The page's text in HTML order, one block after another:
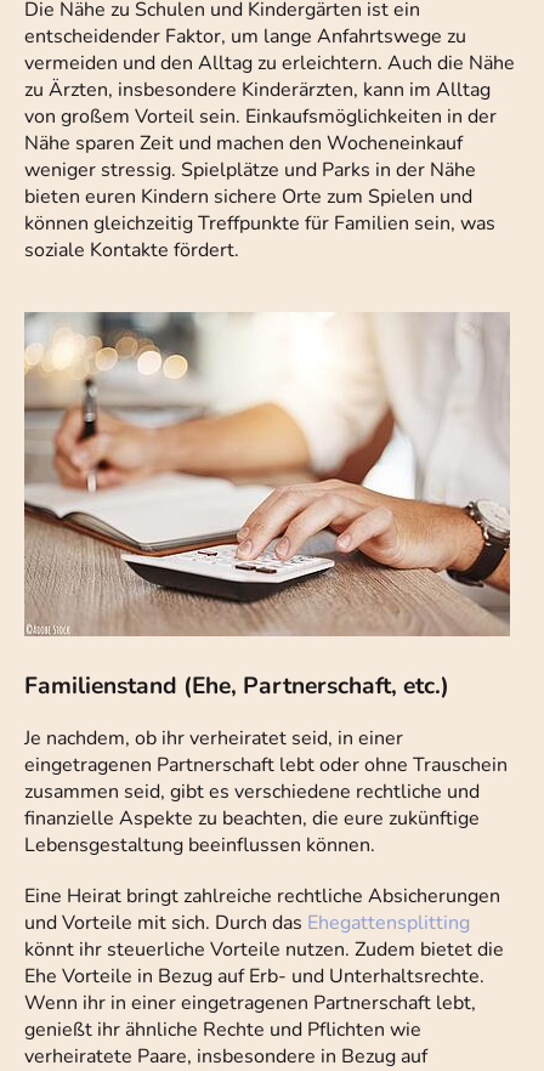
Die Nähe zu Schulen und Kindergärten ist ein
entscheidender Faktor, um lange Anfahrtswege zu
vermeiden und den Alltag zu erleichtern. Auch die Nähe
zu Ärzten, insbesondere Kinderärzten, kann im Alltag
von großem Vorteil sein. Einkaufsmöglichkeiten in der
Nähe sparen Zeit und machen den Wocheneinkauf
weniger stressig. Spielplätze und Parks in der Nähe
bieten euren Kindern sichere Orte zum Spielen und
können gleichzeitig Treffpunkte für Familien sein, was
soziale Kontakte fördert.
Familienstand (Ehe, Partnerschaft, etc.)
Je nachdem, ob ihr verheiratet seid, in einer
eingetragenen Partnerschaft lebt oder ohne Trauschein
zusammen seid, gibt es verschiedene rechtliche und
finanzielle Aspekte zu beachten, die eure zukünftige
Lebensgestaltung beeinflussen können.
Eine Heirat bringt zahlreiche rechtliche Absicherungen
und Vorteile mit sich. Durch das Ehegattensplitting
könnt ihr steuerliche Vorteile nutzen. Zudem bietet die
Ehe Vorteile in Bezug auf Erb- und Unterhaltsrechte.
Wenn ihr in einer eingetragenen Partnerschaft lebt,
genießt ihr ähnliche Rechte und Pflichten wie
verheiratete Paare, insbesondere in Bezug auf